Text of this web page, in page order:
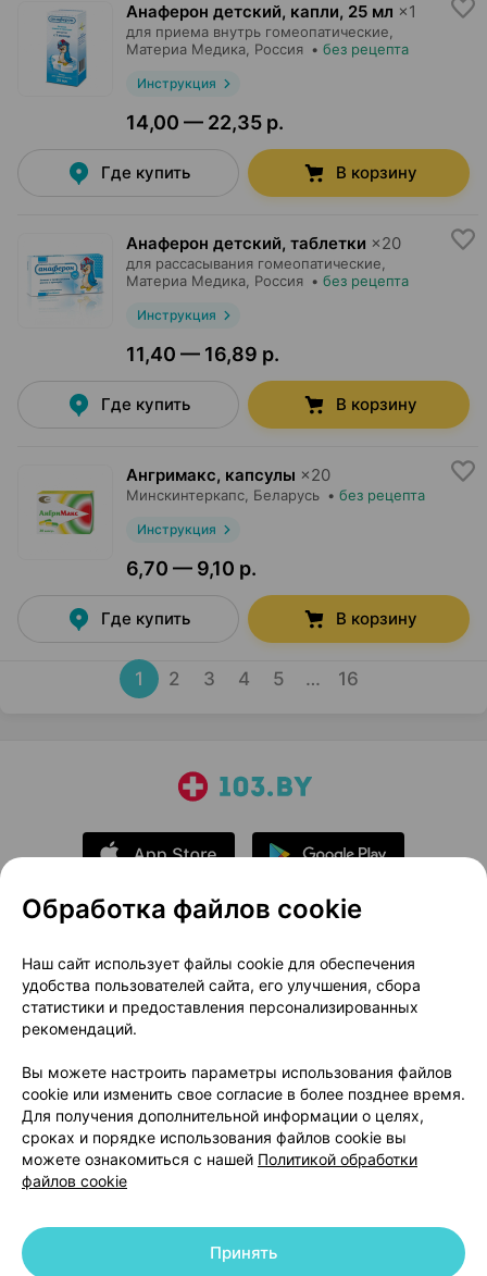
Анаферон детский, капли, 25 мл ×1
для приема внутрь гомеопатические,
Материа Медика , Россия • без рецепта
Инструкция
14,00 — 22,35 р.
Где купить В корзину
Анаферон детский, таблетки ×20
для рассасывания гомеопатические,
Материа Медика , Россия • без рецепта
Инструкция
11,40 — 16,89 р.
Где купить В корзину
Ангримакс, капсулы ×20
Минскинтеркапс , Беларусь • без рецепта
Инструкция
6,70 — 9,10 р.
Где купить В корзину
1 2 3 4 5 … 16
О проекте
Новости проекта
Размещение рекламы
Медицинский маркетинг
Публичный договор
Доставка
Способы оплаты
Вакансии
Партнеры
Написать руководителю 103.by
Написать в поддержку
Персональные настройки Cookie
© 2026 ООО «Артокс Лаб», УНП 191700409 | 220012, Республика Беларусь,
Обработка файлов cookie
Наш сайт использует файлы cookie для обеспечения
удобства пользователей сайта, его улучшения, сбора
статистики и предоставления персонализированных
рекомендаций.
Вы можете настроить параметры использования файлов
cookie или изменить свое согласие в более позднее время.
Для получения дополнительной информации о целях,
сроках и порядке использования файлов cookie вы
можете ознакомиться с нашей Политикой обработки
файлов cookie
Принять